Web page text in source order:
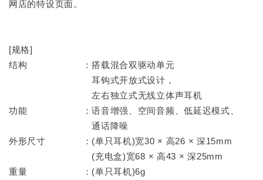
网店的特设页面。
[规格]
结构 ：搭载混合双驱动单元
耳钩式开放式设计，
左右独立式无线立体声耳机
功能 ：语音增强、空间音频、低延迟模式、
通话降噪
外形尺寸 ：(单只耳机)宽30 × 高26 × 深15mm
(充电盒)宽68 × 高43 × 深25mm
重量 ：(单只耳机)6g